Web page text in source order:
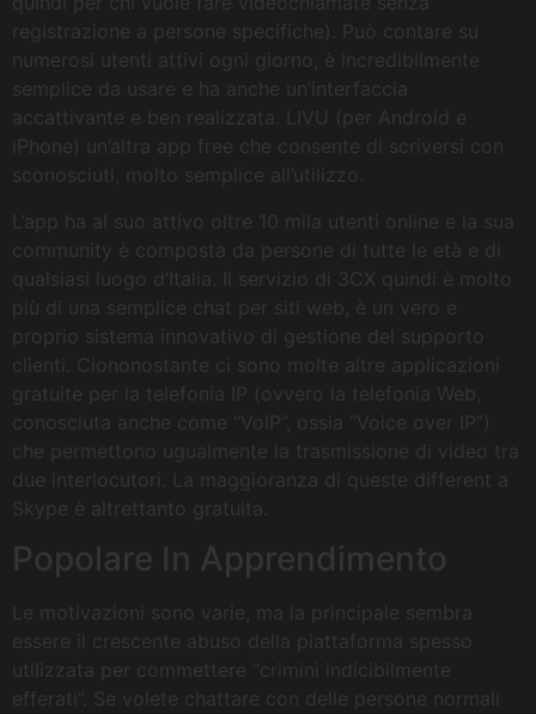
registrazione a persone specifiche). Può contare su
numerosi utenti attivi ogni giorno, è incredibilmente
semplice da usare e ha anche un’interfaccia
accattivante e ben realizzata. LIVU (per Android e
iPhone) un’altra app free che consente di scriversi con
sconosciuti, molto semplice all’utilizzo.
L’app ha al suo attivo oltre 10 mila utenti online e la sua
community è composta da persone di tutte le età e di
qualsiasi luogo d’Italia. Il servizio di 3CX quindi è molto
più di una semplice chat per siti web, è un vero e
proprio sistema innovativo di gestione del supporto
clienti. Ciononostante ci sono molte altre applicazioni
gratuite per la telefonia IP (ovvero la telefonia Web,
conosciuta anche come “VoIP”, ossia “Voice over IP”)
che permettono ugualmente la trasmissione di video tra
due interlocutori. La maggioranza di queste different a
Skype è altrettanto gratuita.
Popolare In Apprendimento
Le motivazioni sono varie, ma la principale sembra
essere il crescente abuso della piattaforma spesso
utilizzata per commettere “crimini indicibilmente
efferati”. Se volete chattare con delle persone normali